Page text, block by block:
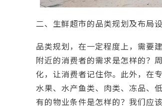
二、生鲜超市的品类规划及布局
品类规划，在一定程度上，需要
附近的消费者的需求是怎样的？
化，让消费者记住你。此外，在
水果、水产鱼类、肉类、冻品、
有的物业条件是怎样的？我们应